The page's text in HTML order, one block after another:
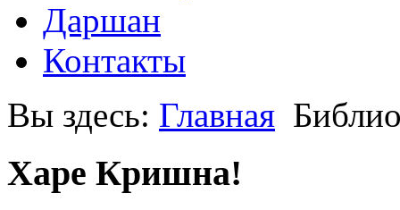
Даршан
Контакты
Вы здесь: Главная
Харе Кришна!